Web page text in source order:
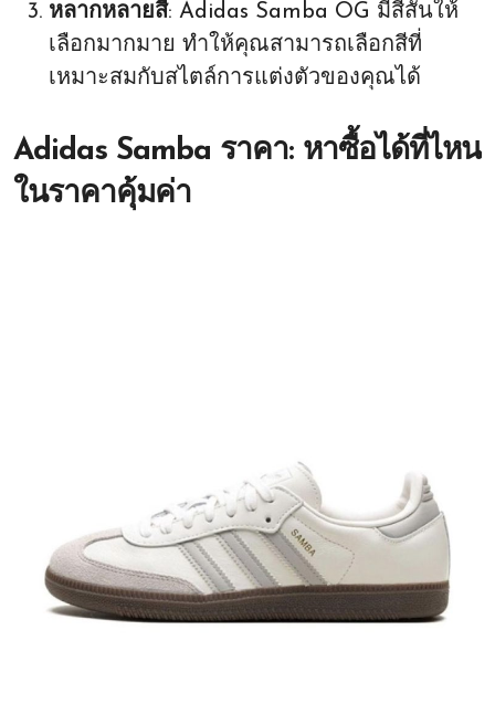
หลากหลายสี: Adidas Samba OG มีสีสันให้
เลือกมากมาย ทำให้คุณสามารถเลือกสีที่
เหมาะสมกับสไตล์การแต่งตัวของคุณได้
Adidas Samba ราคา: หาซื้อได้ที่ไหน
ในราคาคุ้มค่า